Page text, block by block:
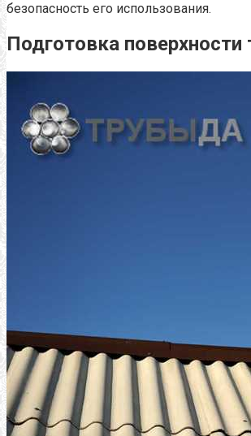
безопасность его использования.
Подготовка поверхности